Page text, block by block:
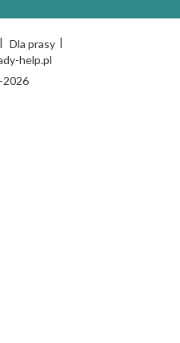
| Dla prasy |
help.pl
2026